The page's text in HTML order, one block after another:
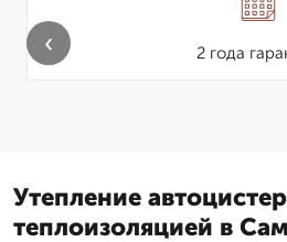
2 года
‹
Утепление
теплоизоляцией в